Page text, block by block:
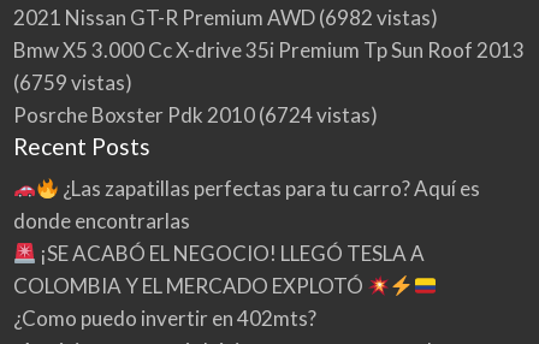
2021 Nissan GT-R Premium AWD(6982 vistas)
Bmw X5 3.000 Cc X-drive 35i Premium Tp Sun Roof 2013
(6759 vistas)
Posrche Boxster Pdk 2010(6724 vistas)
Recent Posts
¿Las zapatillas perfectas para tu carro? Aquí es
donde encontrarlas
¡SE ACABÓ EL NEGOCIO! LLEGÓ TESLA A
COLOMBIA Y EL MERCADO EXPLOTÓ
¿Como puedo invertir en 402mts?